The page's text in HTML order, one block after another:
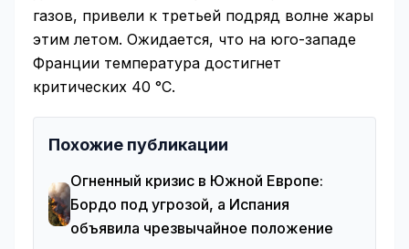
газов, привели к третьей подряд волне жары
этим летом. Ожидается, что на юго-западе
Франции температура достигнет
критических 40 °C.
Похожие публикации
Огненный кризис в Южной Европе:
Бордо под угрозой, а Испания
объявила чрезвычайное положение